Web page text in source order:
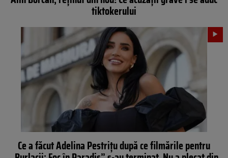
tiktokerului
Ce a făcut Adelina Pestrițu după ce filmările pentru